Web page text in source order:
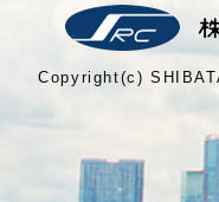
Copyright(c)